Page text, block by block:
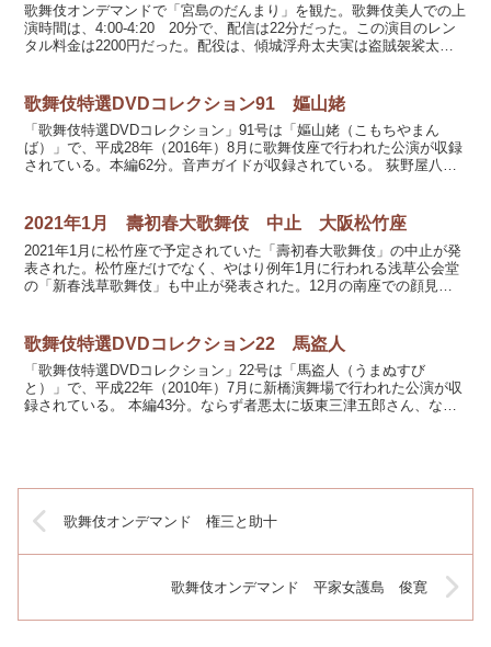
歌舞伎オンデマンドで「宮島のだんまり」を観た。歌舞伎美人での上
演時間は、4:00-4:20 20分で、配信は22分だった。この演目のレン
タル料金は2200円だった。配役は、傾城浮舟太夫実は盗賊袈裟太郎
歌舞伎特選DVDコレクション91 嫗山姥
「歌舞伎特選DVDコレクション」91号は「嫗山姥（こもちやまん
ば）」で、平成28年（2016年）8月に歌舞伎座で行われた公演が収録
されている。本編62分。音声ガイドが収録されている。 荻野屋八重
2021年1月 壽初春大歌舞伎 中止 大阪松竹座
2021年1月に松竹座で予定されていた「壽初春大歌舞伎」の中止が発
表された。松竹座だけでなく、やはり例年1月に行われる浅草公会堂
の「新春浅草歌舞伎」も中止が発表された。12月の南座での顔見世
歌舞伎特選DVDコレクション22 馬盗人
「歌舞伎特選DVDコレクション」22号は「馬盗人（うまぬすび
と）」で、平成22年（2010年）7月に新橋演舞場で行われた公演が収
録されている。 本編43分。ならず者悪太に坂東三津五郎さん、なら
歌舞伎オンデマンド 権三と助十
歌舞伎オンデマンド 平家女護島 俊寛